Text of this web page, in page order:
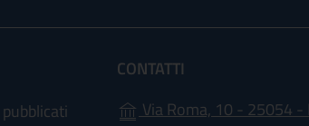
CONTATTI
Via Roma, 10 - 25054 -